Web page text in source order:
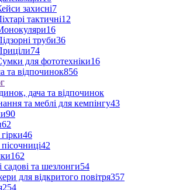
захисні7
тактичні12
16
труби36
74
для фототехніки16
та відпочинок856
дача та відпочинок
та меблі для кемпінгу43
90
62
46
42
162
садові та шезлонги54
для відкритого повітря357
254